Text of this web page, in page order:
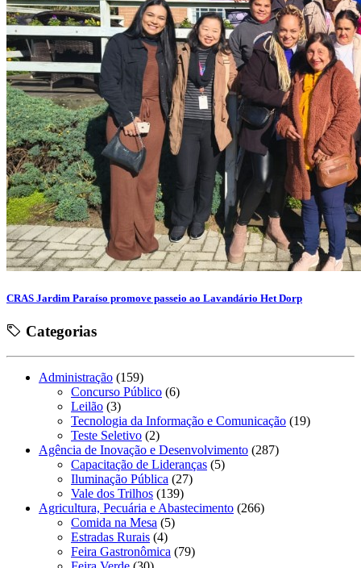
CRAS Jardim Paraíso promove passeio ao Lavandário Het Dorp
Categorias
Administração (159)
Concurso Público (6)
Leilão (3)
Tecnologia da Informação e Comunicação (19)
Teste Seletivo (2)
Agência de Inovação e Desenvolvimento (287)
Capacitação de Lideranças (5)
Iluminação Pública (27)
Vale dos Trilhos (139)
Agricultura, Pecuária e Abastecimento (266)
Comida na Mesa (5)
Estradas Rurais (4)
Feira Gastronômica (79)